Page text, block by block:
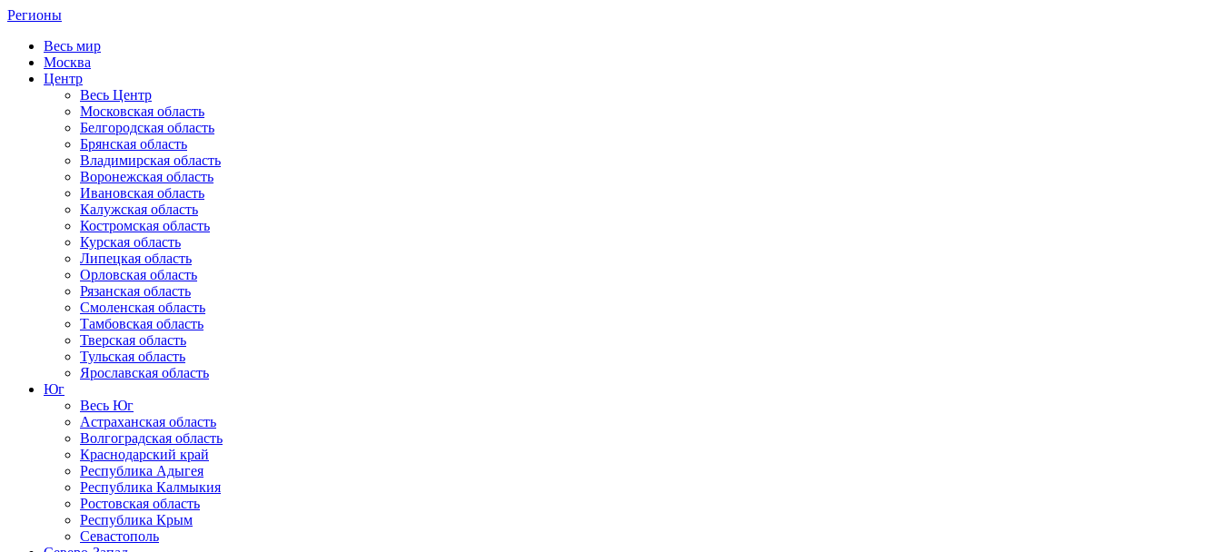
Регионы
Весь мир
Москва
Центр
Весь Центр
Московская область
Белгородская область
Брянская область
Владимирская область
Воронежская область
Ивановская область
Калужская область
Костромская область
Курская область
Липецкая область
Орловская область
Рязанская область
Смоленская область
Тамбовская область
Тверская область
Тульская область
Ярославская область
Юг
Весь Юг
Астраханская область
Волгоградская область
Краснодарский край
Республика Адыгея
Республика Калмыкия
Ростовская область
Республика Крым
Севастополь